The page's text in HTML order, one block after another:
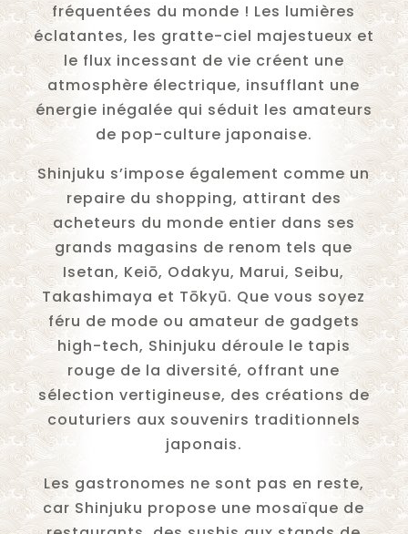
fréquentées du monde ! Les lumières
éclatantes, les gratte-ciel majestueux et
le flux incessant de vie créent une
atmosphère électrique, insufflant une
énergie inégalée qui séduit les amateurs
de pop-culture japonaise.
Shinjuku s’impose également comme un
repaire du shopping, attirant des
acheteurs du monde entier dans ses
grands magasins de renom tels que
Isetan, Keiō, Odakyu, Marui, Seibu,
Takashimaya et Tōkyū. Que vous soyez
féru de mode ou amateur de gadgets
high-tech, Shinjuku déroule le tapis
rouge de la diversité, offrant une
sélection vertigineuse, des créations de
couturiers aux souvenirs traditionnels
japonais.
Les gastronomes ne sont pas en reste,
car Shinjuku propose une mosaïque de